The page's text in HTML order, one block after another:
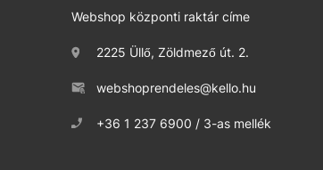
Webshop központi raktár címe
2225 Üllő, Zöldmező út. 2.
webshoprendeles@kello.hu
+36 1 237 6900 / 3-as mellék